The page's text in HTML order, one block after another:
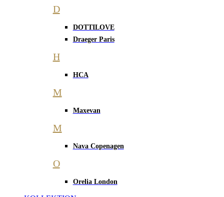
D
DOTTILOVE
Draeger Paris
H
HCA
M
Maxevan
M
Nava Copenagen
O
Orelia London